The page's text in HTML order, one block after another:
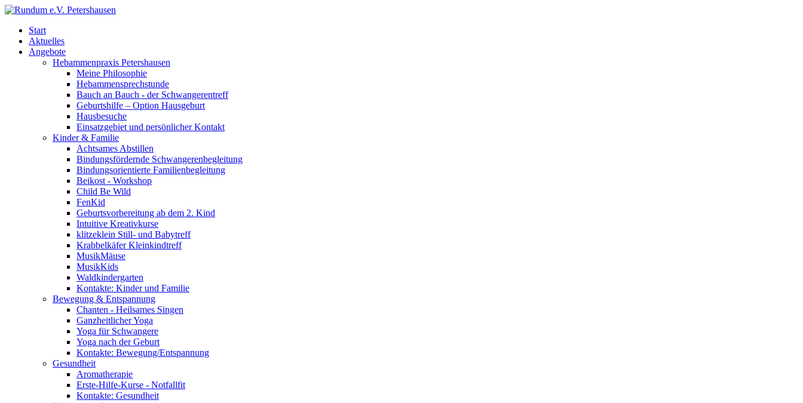
Start
Aktuelles
Angebote
Hebammenpraxis Petershausen
Meine Philosophie
Hebammensprechstunde
Bauch an Bauch - der Schwangerentreff
Geburtshilfe – Option Hausgeburt
Hausbesuche
Einsatzgebiet und persönlicher Kontakt
Kinder & Familie
Achtsames Abstillen
Bindungsfördernde Schwangerenbegleitung
Bindungsorientierte Familienbegleitung
Beikost - Workshop
Child Be Wild
FenKid
Geburtsvorbereitung ab dem 2. Kind
Intuitive Kreativkurse
klitzeklein Still- und Babytreff
Krabbelkäfer Kleinkindtreff
MusikMäuse
MusikKids
Waldkindergarten
Kontakte: Kinder und Familie
Bewegung & Entspannung
Chanten - Heilsames Singen
Ganzheitlicher Yoga
Yoga für Schwangere
Yoga nach der Geburt
Kontakte: Bewegung/Entspannung
Gesundheit
Aromatherapie
Erste-Hilfe-Kurse - Notfallfit
Kontakte: Gesundheit